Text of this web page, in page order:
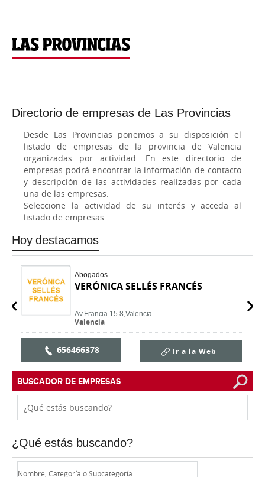
Directorio de empresas de Las Provincias
Desde Las Provincias ponemos a su disposición el
listado de empresas de la provincia de Valencia
organizadas por actividad. En este directorio de
empresas podrá encontrar la información de contacto
y descripción de las actividades realizadas por cada
una de las empresas.
Seleccione la actividad de su interés y acceda al
listado de empresas
Hoy destacamos
Abogados
VERÓNICA SELLÉS FRANCÉS
Valencia
Av Francia 15-8,Valencia
656466378 Ir a la Web
BUSCADOR DE EMPRESAS
¿Qué estás buscando?